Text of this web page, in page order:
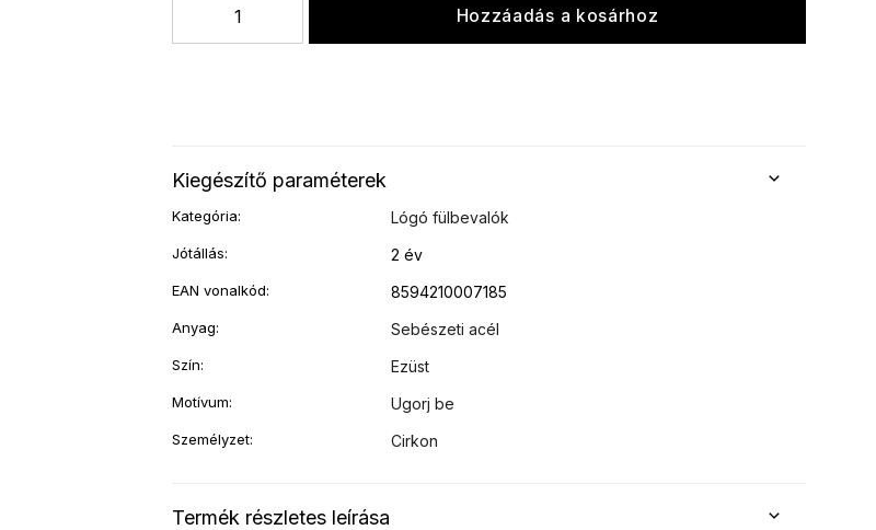
Hozzáadás a kosárhoz
Termék részletes leírása
Kiegészítő paraméterek
Kategória: Lógó fülbevalók
Jótállás: 2 év
EAN vonalkód: 8594210007185
Anyag: Sebészeti acél
Szín: Ezüst
Motívum: Ugorj be
Személyzet: Cirkon